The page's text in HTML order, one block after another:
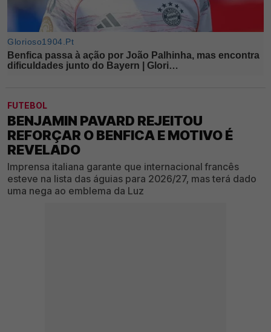
FUTEBOL
BENJAMIN PAVARD REJEITOU
REFORÇAR O BENFICA E MOTIVO É
REVELADO
Imprensa italiana garante que internacional francês
esteve na lista das águias para 2026/27, mas terá dado
uma nega ao emblema da Luz